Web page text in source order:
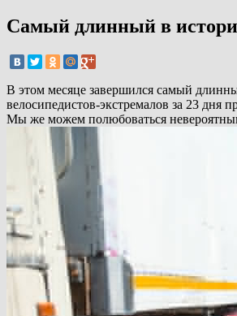
Самый длинный в
В этом месяце завершился самый
велосипедистов-экстремалов за 23 дня
Мы же можем полюбоваться